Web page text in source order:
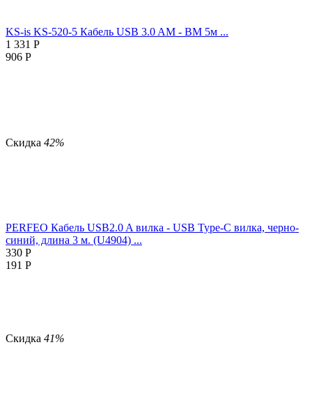
KS-is KS-520-5 Кабель USB 3.0 AM - BM 5м ...
1 331 Р
906 Р
Скидка 42%
PERFEO Кабель USB2.0 A вилка - USB Type-C вилка, черно-
синий, длина 3 м. (U4904) ...
330 Р
191 Р
Скидка 41%